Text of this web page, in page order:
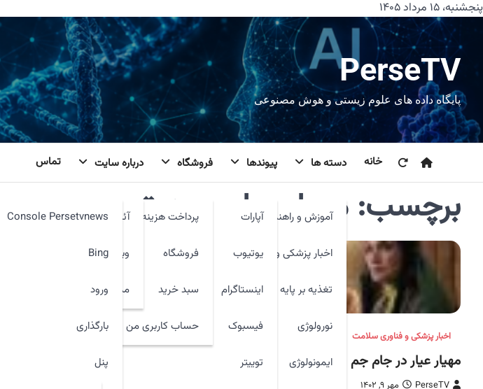
پرش
محتوا
پنجشنبه، ۱۵ مرداد ۱۴۰۵
PerseTV
پایگاه داده های علوم زیستی و هوش مصنوعی
خانه دسته ها
آموزش و راهنما
اخبار پزشکی و فنآوری
تغذیه بر پایه شواهد
نورولوژی
ایمونولوژی
پیوندها
آپارات
یوتیوب
اینستاگرام
فیسبوک
توییتر
فروشگاه
پرداخت هزینه
فروشگاه
سبد خرید
حساب کاربری من
درباره سایت
آئین نامهConsole Persetvnews
Bing
ورود
بارگذاری
پنل
وبمیل
مدیر سایت
تماس
برچسب: مهیار عیار،پرسه تی وی
اخبار پزشکی و فناوری سلامت
مهیار عیار در جام جم
PerseTV مهر ۹, ۱۴۰۲